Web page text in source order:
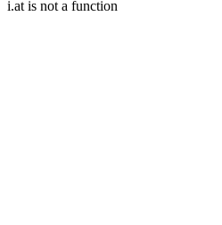
i.at is not a function